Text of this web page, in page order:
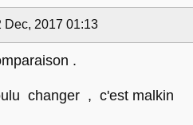
Dec, 2017 01:13
.
changer , c'est malkin